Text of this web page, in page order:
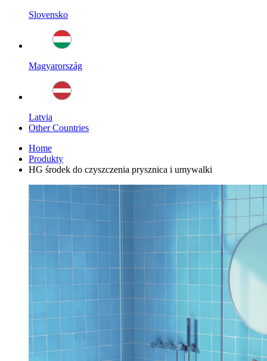
Slovensko
Magyarország
Latvia
Other Countries
Home
Produkty
HG środek do czyszczenia prysznica i umywalki